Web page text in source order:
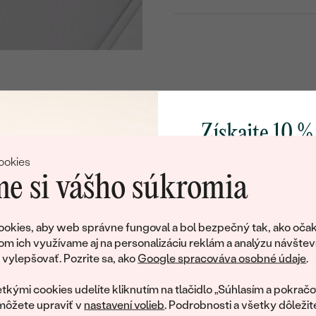
si vášho súkromia
aby web správne fungoval a bol bezpečný tak, ako
ich využívame aj na personalizáciu reklám a analýzu
Pozrite sa, ako Google spracováva osobné údaje.
cookies udelíte kliknutím na tlačidlo „Súhlasím a
upraviť v nastavení volieb. Podrobnosti a všetky
ale tento šperk si už svojích majiteľov
množstvo podobných produktov. Pokiaľ chcete byť
šperku, nechajte nám svoj e-mail.
Získajte 10
poctivo vyrábaných
Ako darček na
obratom pošleme